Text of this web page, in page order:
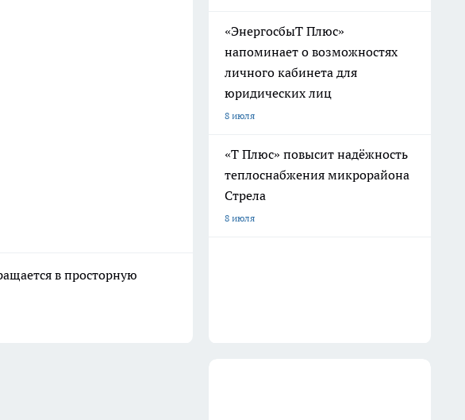
в просторную
«ЭнергосбыТ Плюс»
напоминает о возможностях
личного кабинета для
юридических лиц
8 июля
«Т Плюс» повысит надёжность
теплоснабжения микрорайона
Стрела
8 июля